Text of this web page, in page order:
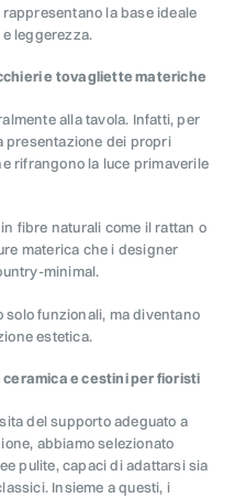
la base ideale
leggerezza.
e tovagliette materiche
alla tavola. Infatti, per
presentazione dei propri
rifrangono la luce primaverile
fibre naturali come il rattan o
materica che i designer
minimal.
solo funzionali, ma diventano
estetica.
e cestini per fioristi
del supporto adeguato a
abbiamo selezionato
pulite, capaci di adattarsi sia
Insieme a questi, i